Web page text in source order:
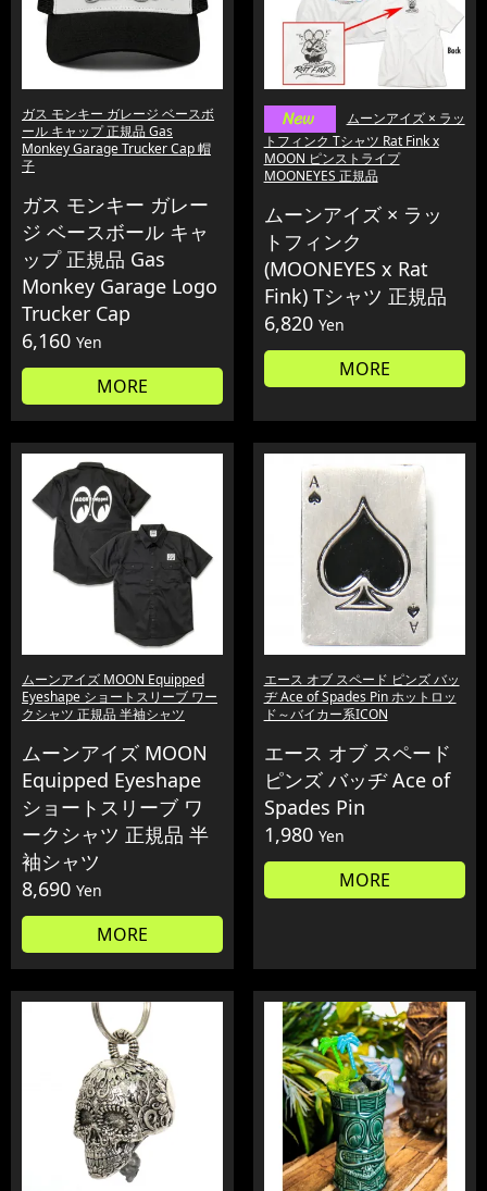
ガス モンキー ガレージ ベースボ
ール キャップ 正規品 Gas
Monkey Garage Trucker Cap 帽
子
ガス モンキー ガレー
ジ ベースボール キャ
ップ 正規品 Gas
Monkey Garage Logo
Trucker Cap
6,160 Yen
MORE
ムーンアイズ × ラッ
トフィンク Tシャツ Rat Fink x
MOON ピンストライプ
MOONEYES 正規品
ムーンアイズ × ラッ
トフィンク
(MOONEYES x Rat
Fink) Tシャツ 正規品
6,820 Yen
MORE
ムーンアイズ MOON Equipped
Eyeshape ショートスリーブ ワー
クシャツ 正規品 半袖シャツ
ムーンアイズ MOON
Equipped Eyeshape
ショートスリーブ ワ
ークシャツ 正規品 半
袖シャツ
8,690 Yen
MORE
エース オブ スペード ピンズ バッ
ヂ Ace of Spades Pin ホットロッ
ド～バイカー系ICON
エース オブ スペード
ピンズ バッヂ Ace of
Spades Pin
1,980 Yen
MORE